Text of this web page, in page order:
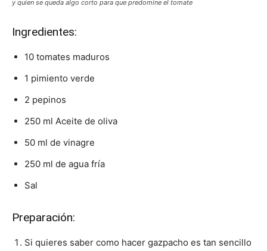
y quien se queda algo corto para que predomine el tomate
Ingredientes:
10 tomates maduros
1 pimiento verde
2 pepinos
250 ml Aceite de oliva
50 ml de vinagre
250 ml de agua fría
Sal
Preparación:
Si quieres saber como hacer gazpacho es tan sencillo